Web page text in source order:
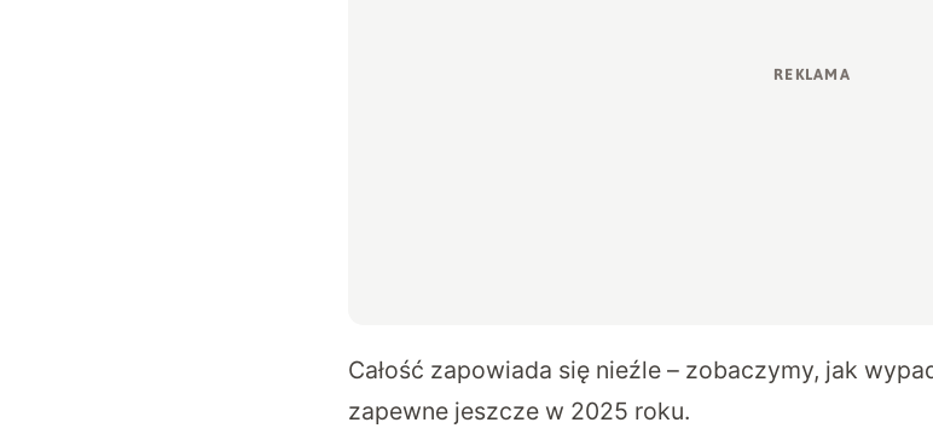
Całość zapowiada się nieźle – zobaczymy, jak
zapewne jeszcze w 2025 roku.